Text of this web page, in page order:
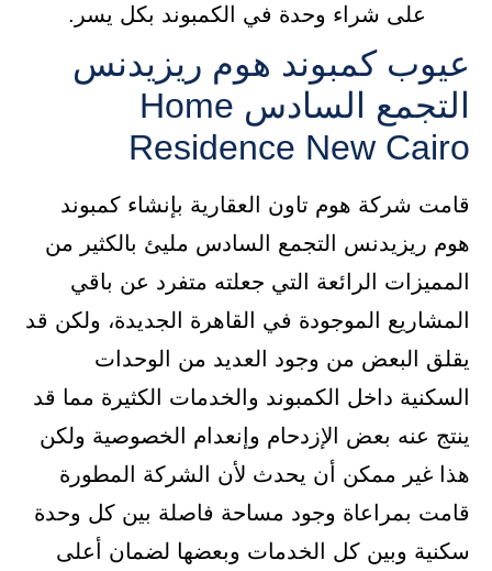
على شراء وحدة في الكمبوند بكل يسر.
عيوب كمبوند هوم ريزيدنس
التجمع السادس Home
Residence New Cairo
قامت شركة هوم تاون العقارية بإنشاء كمبوند
هوم ريزيدنس التجمع السادس مليئ بالكثير من
المميزات الرائعة التي جعلته متفرد عن باقي
المشاريع الموجودة في القاهرة الجديدة، ولكن قد
يقلق البعض من وجود العديد من الوحدات
السكنية داخل الكمبوند والخدمات الكثيرة مما قد
ينتج عنه بعض الإزدحام وإنعدام الخصوصية ولكن
هذا غير ممكن أن يحدث لأن الشركة المطورة
قامت بمراعاة وجود مساحة فاصلة بين كل وحدة
سكنية وبين كل الخدمات وبعضها لضمان أعلى